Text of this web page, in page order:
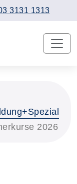
3131 1313
2026